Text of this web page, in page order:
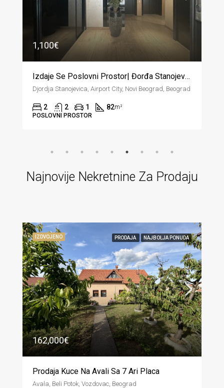
450€
Izdavanje Trosoban Stan, Blizina Ustanicke
Slobodana Lale Berberskog, Konjarnik, Beograd
2 1 60
m²
STAN
Najnovije Nekretnine Za Prodaju
IZDVOJENO PRODAJA NAJBOLJA PONUDA
262,000€
Prodaja Stana U Vojvode Stepe 83m2
Voždovac, Vojvode Stepe, Beograd